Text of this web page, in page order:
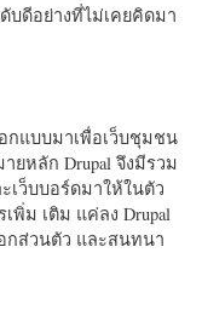
บดีอย่างที่ไม่เคยคิดมา
กแบบมาเพื่อเว็บชุมชน
ยหลัก Drupal จึงมีรวม
เว็บบอร์ดมาให้ในตัว
พิ่ม เติม แค่ลง Drupal
กส่วนตัว และสนทนา